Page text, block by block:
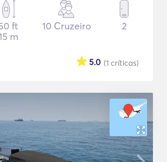
ft
m
10 Cruzeiro 2
(1 críticas)
5.0